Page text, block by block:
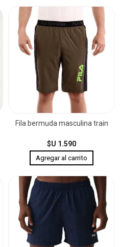
Fila bermuda masculina train
$U 1.590